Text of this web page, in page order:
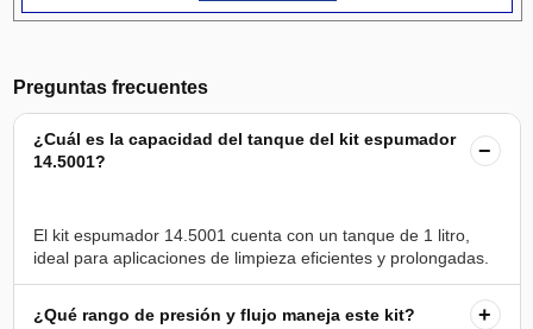
Preguntas frecuentes
¿Cuál es la capacidad del tanque del kit espumador
14.5001?
−
El kit espumador 14.5001 cuenta con un tanque de 1 litro,
¿Qué rango de presión y flujo maneja este kit? +